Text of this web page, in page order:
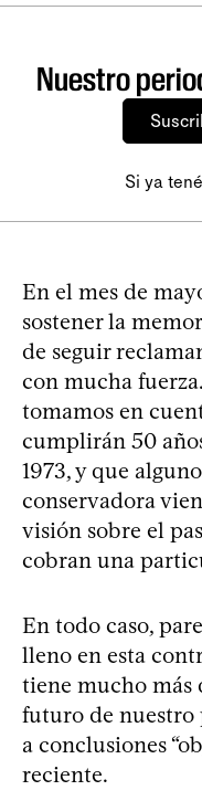
Nuestro
Si ya
En el mes de
sostener la
de seguir
con mucha
tomamos en
cumplirán 50
1973, y que
conservadora
visión sobre el
cobran una
En todo caso,
lleno en esta
tiene mucho más
futuro de nuestro
a conclusiones
reciente.